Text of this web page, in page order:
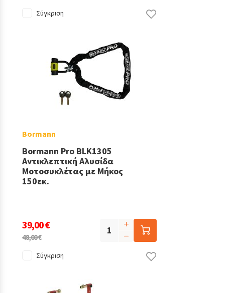
Σύγκριση
Bormann
Bormann Pro BLK1305
Αντικλεπτική Αλυσίδα
Μοτοσυκλέτας με Μήκος
150εκ.
39,00 €
48,00 €
Σύγκριση